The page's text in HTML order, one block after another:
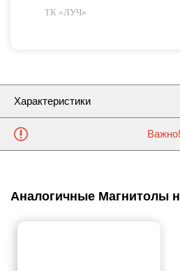
ТК «ЛУЧ»
Характеристики
Важно!
Аналогичные Магнитолы